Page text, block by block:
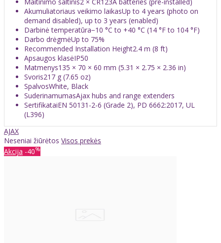
Akumuliatoriaus veikimo laikasUp to 4 years (photo on
demand disabled), up to 3 years (enabled)
Darbinė temperatūra−10 °C to +40 °C (14 °F to 104 °F)
Darbo drėgmėUp to 75%
Recommended Installation Height2.4 m (8 ft)
Apsaugos klasėIP50
Matmenys135 × 70 × 60 mm (5.31 × 2.75 × 2.36 in)
Svoris217 g (7.65 oz)
SpalvosWhite, Black
SuderinamumasAjax hubs and range extenders
SertifikataiEN 50131-2-6 (Grade 2), PD 6662:2017, UL
(L396)
AJAX
Neseniai žiūrėtos Visos prekės
Akcija -40%